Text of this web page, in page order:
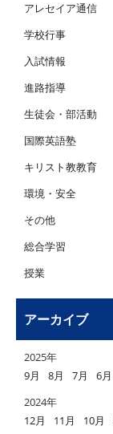
アレセイア通信
学校行事
入試情報
進路指導
生徒会・部活動
国際英語塾
キリスト教教育
環境・安全
その他
総合学習
授業
アーカイブ
2025年
9月
8月 7月 6月
2024年
12月
11月 10月